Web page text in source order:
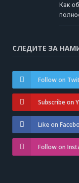
Как
СЛЕДИТЕ ЗА
Follow on
Subscribe on
Like on
Follow on